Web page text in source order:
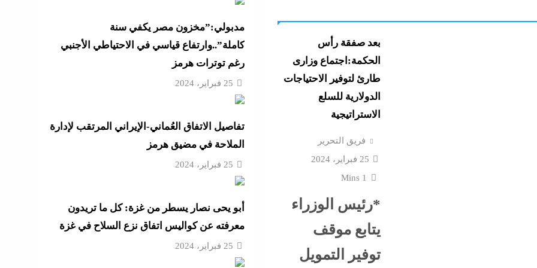
فارس في حرب الوعى
اعترافات سالى الجباس
الصادمة تتوالى: ماما ضربتنى
بالقلم فخنقتها ونمت...
جنون المتوسط الغامض: موجة
غرق وإغلاق شواطئ وحرائق
نشرة الأخبار نشرة لايف
بعد صفقة رأس
الحكمة:اجتماع وزارى
طارئ لتوفير الاحتياجات
الدولارية للسلع
الاستراتيجية
فريق التحرير
25 فبراير، 2024
1 Mins
*رئيس الوزراء
يتابع موقف
توفير التمويل
مدبولي:”مخزون مصر يكفي سنة
كاملة”..وارتفاع قياسي في الاحتياطي الأجنبي
رغم توترات هرمز
25 فبراير، 2024
تفاصيل الاتفاق العُماني-الإيراني المرتقب لإدارة
الملاحة في مضيق هرمز
25 فبراير، 2024
أبو يحى نصار يسطر من غزة: كل ما تريدون
معرفته عن كواليس اتفاق نزع السلاح في غزة
25 فبراير، 2024